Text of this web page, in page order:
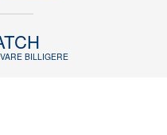
BILLIGERE